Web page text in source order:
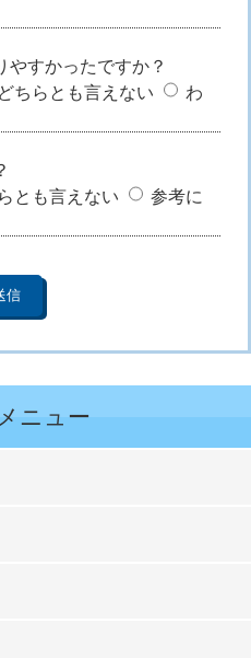
やすかったですか？
どちらとも言えない
わ
とも言えない
参考に
ニュー